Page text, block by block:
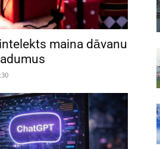
maina dāvanu